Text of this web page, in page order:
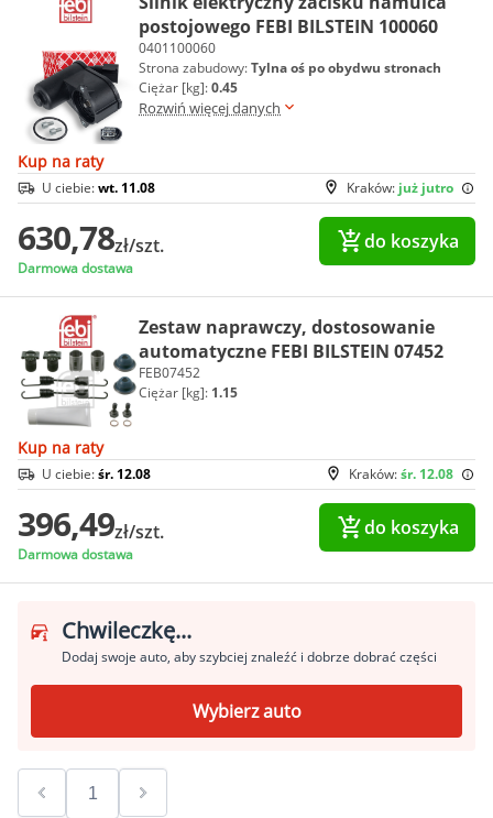
postojowego FEBI BILSTEIN 100060
0401100060
Strona zabudowy:Tylna oś po obydwu stronach
Ciężar [kg]:0.45
Rozwiń więcej danych
Kup na raty
Kraków: już jutro
U ciebie:wt. 11.08
630,78zł/szt.
Darmowa dostawa
do koszyka
Zestaw naprawczy, dostosowanie
automatyczne FEBI BILSTEIN 07452
FEB07452
Ciężar [kg]: 1.15
Kup na raty
Kraków:śr. 12.08
U ciebie:śr. 12.08
396,49zł/szt.
Darmowa dostawa
do koszyka
Chwileczkę...
Dodaj swoje auto, aby szybciej znaleźć i dobrze dobrać części
Wybierz auto